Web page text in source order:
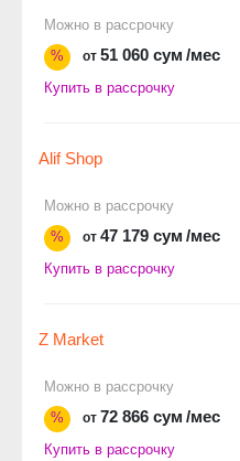
Можно в рассрочку
%
от 51 060 сум /мес
Купить в рассрочку
Alif Shop
Можно в рассрочку
%
от 47 179 сум /мес
Купить в рассрочку
Z Market
Можно в рассрочку
%
от 72 866 сум /мес
Купить в рассрочку